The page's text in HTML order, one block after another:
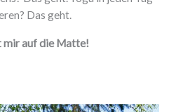
Das geht.
auf die Matte!